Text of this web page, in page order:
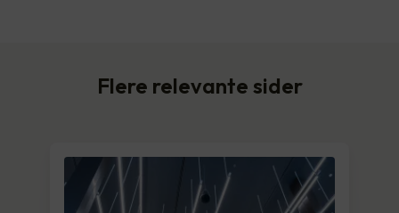
Flere relevante sider